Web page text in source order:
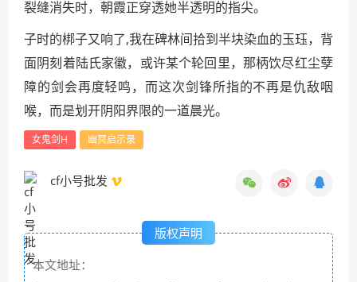
裂缝消失时，朝霞正穿透她半透明的指尖。
子时的梆子又响了,我在碑林间拾到半块染血的玉珏，背
面阴刻着陆氏家徽，或许某个轮回里，那柄饮尽红尘孽
障的剑会再度轻鸣，而这次剑锋所指的不再是仇敌咽
喉，而是划开阴阳界限的一道晨光。
女鬼剑H 幽冥启示录
cf小号批发
版权声明
本文地址：